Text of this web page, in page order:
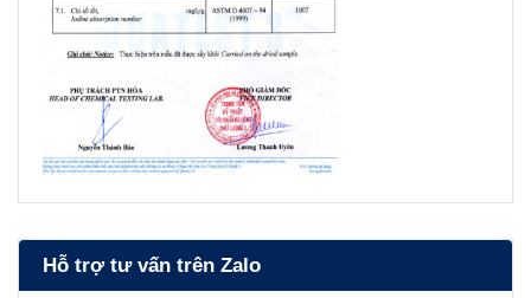
Hỗ trợ tư vấn trên Zalo